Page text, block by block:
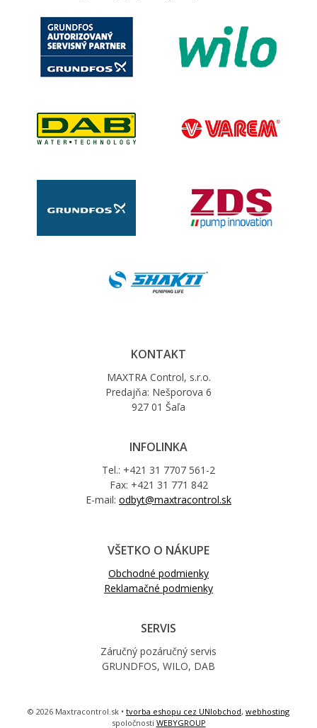
KONTAKT
MAXTRA Control, s.r.o.
Predajňa: Nešporova 6
927 01 Šaľa
INFOLINKA
Tel.: +421 31 7707 561-2
Fax: +421 31 771 842
E-mail: odbyt@maxtracontrol.sk
VŠETKO O NÁKUPE
Obchodné podmienky
Reklamačné podmienky
SERVIS
Záručný pozáručný servis
GRUNDFOS, WILO, DAB
© 2026 Maxtracontrol.sk • tvorba eshopu cez UNIobchod, webhosting
spoločnosti WEBYGROUP